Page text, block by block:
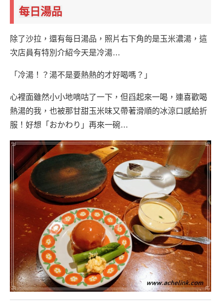
每日湯品
除了沙拉，還有每日湯品，照片右下角的是玉米濃湯，這
次店員有特別介紹今天是冷湯…
「冷湯！？湯不是要熱熱的才好喝嗎？」
心裡面雖然小小地嘀咕了一下，但舀起來一喝，連喜歡喝
熱湯的我，也被那甘甜玉米味又帶著滑順的冰涼口感給折
服！好想「おかわり」再來一碗…